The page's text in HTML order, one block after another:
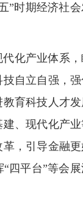
时期经济社会
化产业体系
自立自强，
育科技人才
、现代化产
，引导金融
平台”等会展